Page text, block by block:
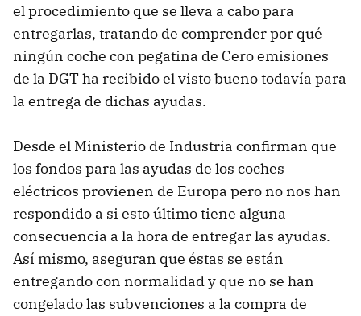
el procedimiento que se lleva a cabo para
entregarlas, tratando de comprender por qué
ningún coche con pegatina de Cero emisiones
de la DGT ha recibido el visto bueno todavía para
la entrega de dichas ayudas.
Desde el Ministerio de Industria confirman que
los fondos para las ayudas de los coches
eléctricos provienen de Europa pero no nos han
respondido a si esto último tiene alguna
consecuencia a la hora de entregar las ayudas.
Así mismo, aseguran que éstas se están
entregando con normalidad y que no se han
congelado las subvenciones a la compra de